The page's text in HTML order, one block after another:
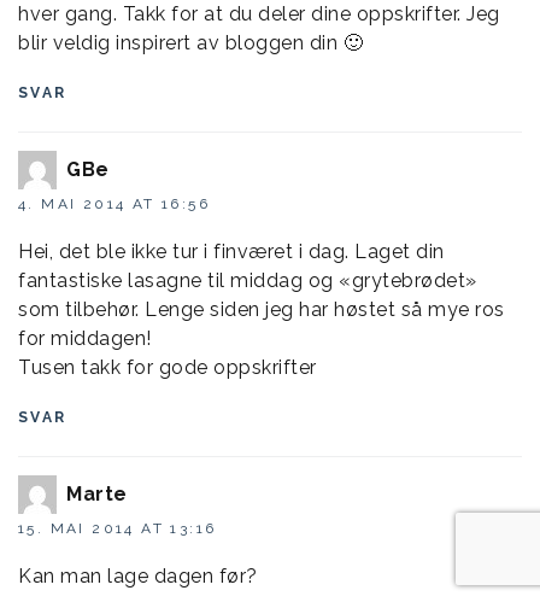
hver gang. Takk for at du deler dine oppskrifter. Jeg
blir veldig inspirert av bloggen din 🙂
SVAR
GBe
4. MAI 2014 AT 16:56
Hei, det ble ikke tur i finværet i dag. Laget din
fantastiske lasagne til middag og «grytebrødet»
som tilbehør. Lenge siden jeg har høstet så mye ros
for middagen!
Tusen takk for gode oppskrifter
SVAR
Marte
15. MAI 2014 AT 13:16
Kan man lage dagen før?